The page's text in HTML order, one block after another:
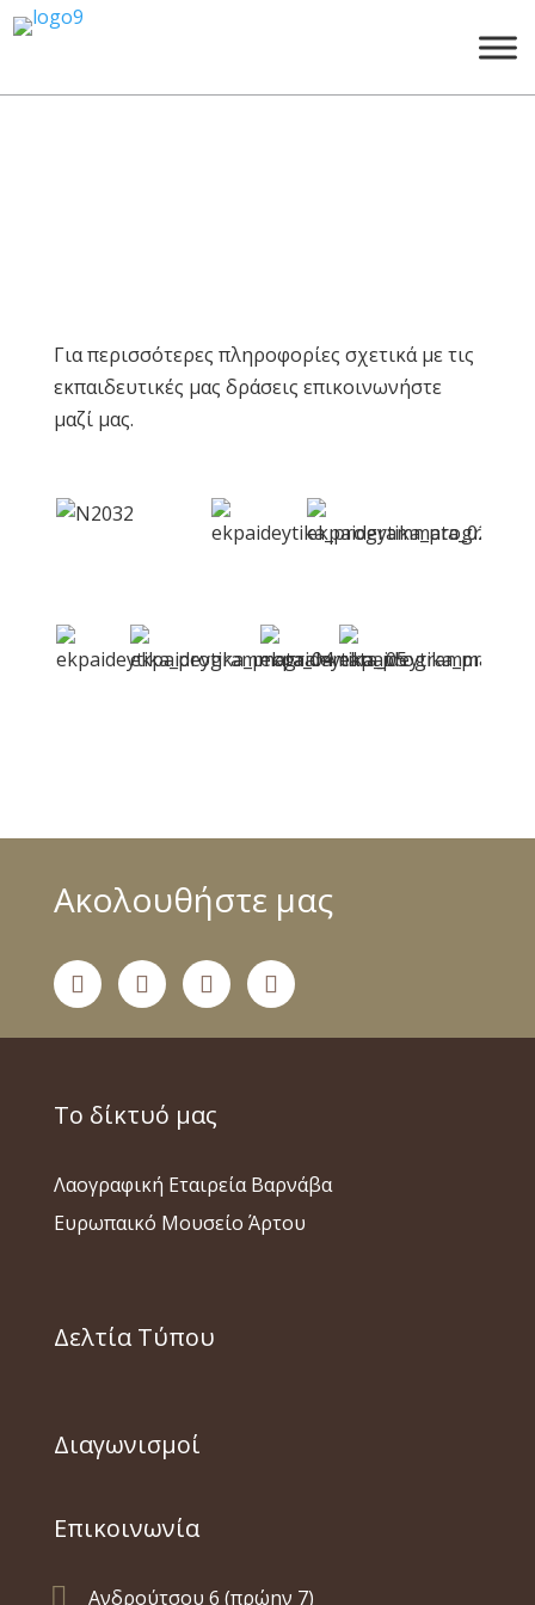
Για περισσότερες πληροφορίες σχετικά με τις
εκπαιδευτικές μας δράσεις επικοινωνήστε
μαζί μας.
Ακολουθήστε μας
Το δίκτυό μας
Λαογραφική Εταιρεία Βαρνάβα
Ευρωπαικό Μουσείο Άρτου
Δελτία Τύπου
Διαγωνισμοί
Επικοινωνία
 Ανδρούτσου 6 (πρώην 7)